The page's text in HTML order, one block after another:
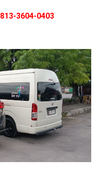
3604-0403